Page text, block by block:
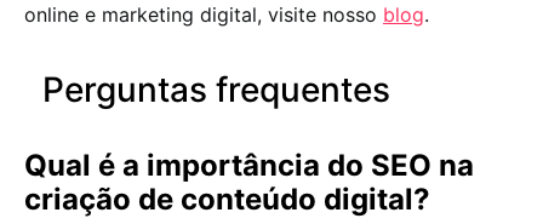
online e marketing digital, visite nosso blog.
Perguntas frequentes
Qual é a importância do SEO na
criação de conteúdo digital?